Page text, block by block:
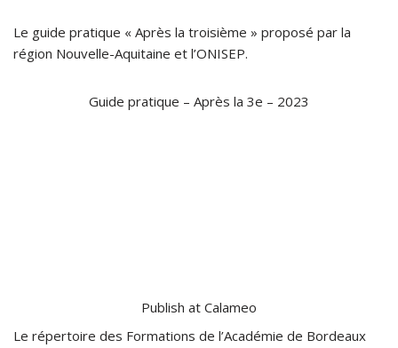
Le guide pratique « Après la troisième » proposé par la
région Nouvelle-Aquitaine et l’ONISEP.
Guide pratique – Après la 3e – 2023
Publish at Calameo
Le répertoire des Formations de l’Académie de Bordeaux